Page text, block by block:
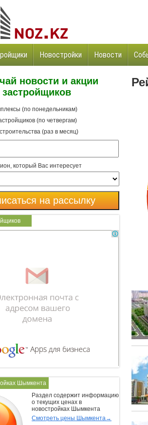
Новостройки Новости
новости и акции
застройщиков
(по понедельникам)
(по четвергам)
(раз в месяц)
который Вас интересует
Шымкента
Раздел содержит информацию
о текущих ценах в
новостройках Шымкента
Смотреть цены Шымкента→